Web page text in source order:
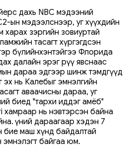
дахь NBC мэдээний
ын мэдээлснээр, уг хүүхдийн
харах зэргийн зовиуртай
тасагт хүргэгдсэн
бүлийнхэнтэйгээ Флорида
далайн эрэг рүү явснаас
дараа эдгээр шинж тэмдгүүд
нь Калебыг эмнэлгийн
аваачисны дараа, уг
биед "тархи иддэг амёб"
хамраар нь нэвтэрсэн байна
Үүний дараагаар хэдэн 7
бие маш хүнд байдалтай
эмнэлэгт байгаа юм.